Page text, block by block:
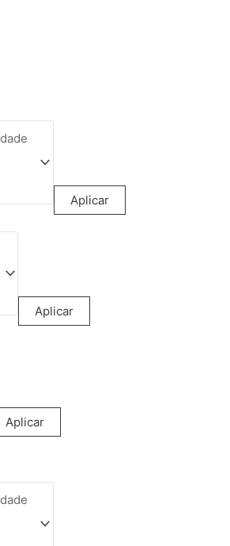
Aplicar
Aplicar
Aplicar